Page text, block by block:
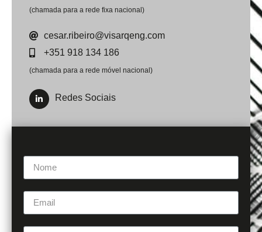
(chamada para a rede fixa nacional)
cesar.ribeiro@visarqeng.com
+351 918 134 186
(chamada para a rede móvel nacional)
Redes Sociais